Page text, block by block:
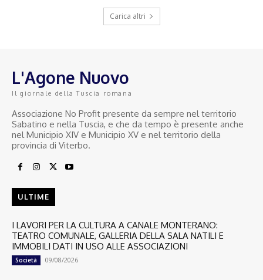
Carica altri
L'Agone Nuovo
Il giornale della Tuscia romana
Associazione No Profit presente da sempre nel territorio
Sabatino e nella Tuscia, e che da tempo è presente anche
nel Municipio XIV e Municipio XV e nel territorio della
provincia di Viterbo.
ULTIME
I LAVORI PER LA CULTURA A CANALE MONTERANO:
TEATRO COMUNALE, GALLERIA DELLA SALA NATILI E
IMMOBILI DATI IN USO ALLE ASSOCIAZIONI
Società 09/08/2026